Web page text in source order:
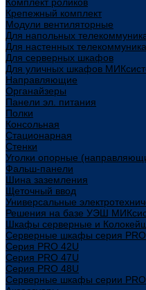
Крепежный комплект
Модули вентиляторные
Для напольных
Для настенных
Для серверных шкафов
Для уличных шкафов
Направляющие
Органайзеры
Панели эл. питания
Полки
Консольная
Стационарная
Стенки
Уголки опорные
Фальш-панели
Шина заземления
Щеточный ввод
Универсальные
Решения на базе УЭШ
Шкафы серверные и
Серверные шкафы серия PRO
Серия PRO 42U
Серия PRO 47U
Серия PRO 48U
Серверные шкафы серии